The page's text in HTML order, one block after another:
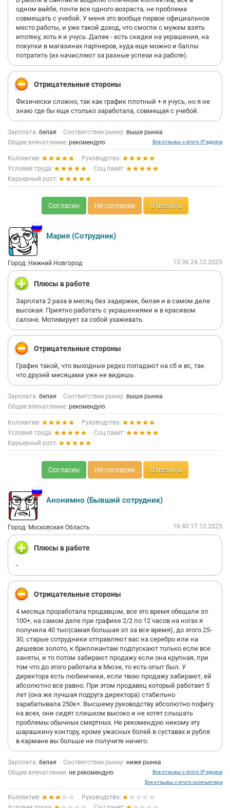
одном вайбе, почти все одного возраста, не проблема
совмещать с учебой. У меня это вообще первое официальное
место работы, и уже такой доход, что смогли с мужем взять
ипотеку, хоть я и учусь. Далее - есть скидки на украшения, на
покупки в магазинах партнеров, куда еще можно и баллы
потратить (их начисляют за разные успехи на работе).
Отрицательные стороны
Физически сложно, так как график плотный + я учусь, но я не
знаю где бы еще столько заработала, совмещая с учебой.
Зарплата: белая Соответствие рынку: выше рынка
Общее впечатление: рекомендую Все отзывы с этого IP адреса
Коллектив:
Руководство:
Условия труда:
Соц.пакет:
Карьерный рост:
Согласен Не согласен Ответить
Мария (Сотрудник)
Город: Нижний Новгород 15:36 24.12.2025
Плюсы в работе
Зарплата 2 раза в месяц без задержек, белая и в самом деле
высокая. Приятно работать с украшениями и в красивом
салоне. Мотивирует за собой ухаживать.
Отрицательные стороны
График такой, что выходные редко попадают на сб и вс, так
что друзей месяцами уже не видишь.
Зарплата: белая Соответствие рынку: выше рынка
Общее впечатление: рекомендую
Коллектив:
Руководство:
Условия труда:
Соц.пакет:
Карьерный рост:
Согласен Не согласен Ответить
Анонимно (Бывший сотрудник)
Город: Московская Область 16:40 17.12.2025
Плюсы в работе
-
Отрицательные стороны
4 месяца проработала продавцом, все это время обещали зп
100+, на самом деле при графике 2/2 по 12 часов на ногах я
получила 40 тыс(самая большая зп за все время), до этого 25-
30, старые сотрудники отправляют вас на серебро или на
дешевое золото, к бриллиантам подпускают только если все
заняты, и то потом забирают продажу если она крупная, при
том что до этого работала в Мюзе, то есть опыт был. У
директора есть любимчики, если твою продажу забирают, ей
абсолютно все равно. При этом продавец который работает 5
лет (она же лучшая подруга директора) стабильно
зарабатывала 250к+. Высшему руководству абсолютно пофигу
на всех, они сидят слишком высоко и не хотят слышать
проблемы обычных смертных. Не рекомендую никому эту
шарашкину контору, кроме ужасных болей в суставах и рубля
в кармане вы больше не получите ничего.
Зарплата: белая Соответствие рынку: ниже рынка
Общее впечатление: не рекомендую
Все отзывы с этого IP адреса
Все отзывы с этого компьютера
Коллектив:
Руководство: